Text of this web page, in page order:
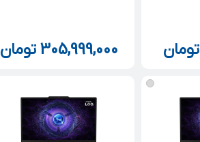
تومان 305,999,000 تومان